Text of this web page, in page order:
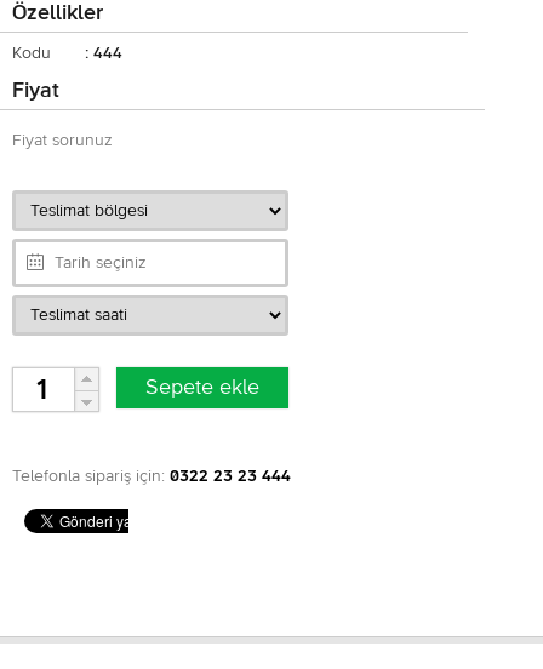
Özellikler
Kodu : 444
Fiyat
Fiyat sorunuz
Telefonla sipariş için: 0322 23 23 444